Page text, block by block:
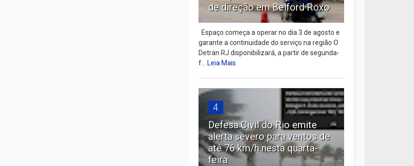
de direção em Belford Roxo
Espaço começa a operar no dia 3 de agosto e
garante a continuidade do serviço na região O
Detran RJ disponibilizará, a partir de segunda-
f...Leia Mais
4
Defesa Civil do Rio emite
alerta severo para ventos de
até 76 km/h nesta quarta-
feira